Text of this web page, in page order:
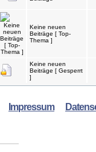
Keine neuen
Beiträge [ Top-
Thema ]
Keine neuen
Beiträge [ Gesperrt
]
Impressum